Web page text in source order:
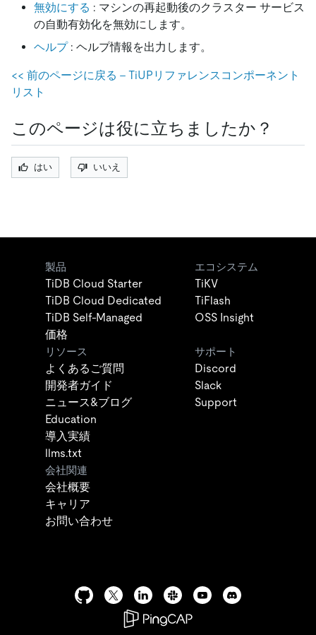
無効にする : マシンの再起動後のクラスター サービス
の自動有効化を無効にします。
ヘルプ: ヘルプ情報を出力します。
<< 前のページに戻る - TiUPリファレンスコンポーネント
リスト
このページは役に立ちましたか？
はい いいえ
製品
TiDB Cloud Starter
TiDB Cloud Dedicated
TiDB Self-Managed
価格
エコシステム
TiKV
TiFlash
OSS Insight
リソース
よくあるご質問
開発者ガイド
ニュース&ブログ
Education
導入実績
llms.txt
サポート
Discord
Slack
Support
会社関連
会社概要
キャリア
お問い合わせ